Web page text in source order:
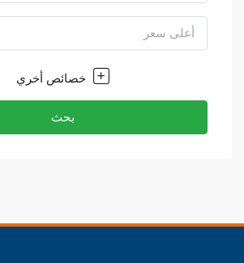
أعلى سعر
خصائص أخري
بحث